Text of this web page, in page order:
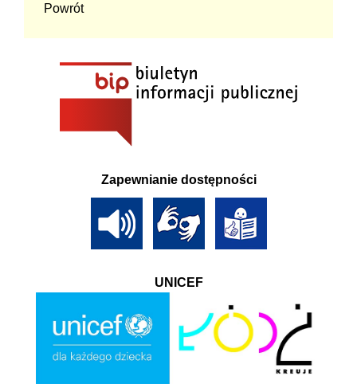
Powrót
Zapewnianie dostępności
UNICEF